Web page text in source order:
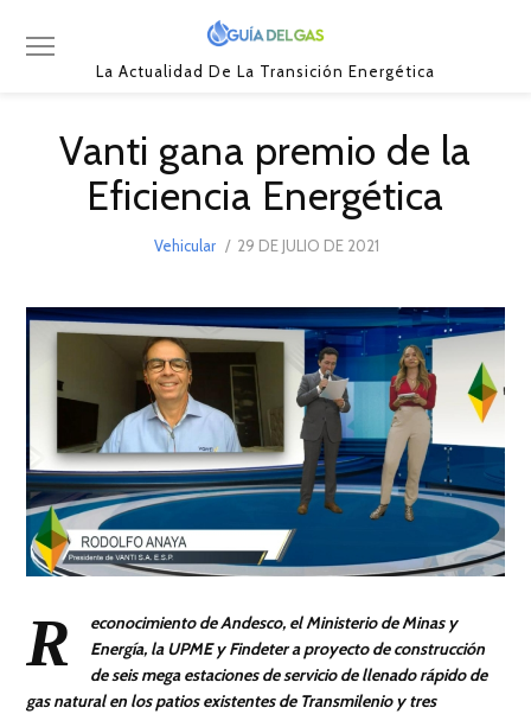
La Actualidad De La Transición Energética
Vanti gana premio de la
Eficiencia Energética
Vehicular
POSTED
29 DE JULIO DE 2021
DE
2021
R
econocimiento de Andesco, el Ministerio de Minas y
Energía, la UPME y Findeter a proyecto de construcción
de seis mega estaciones de servicio de llenado rápido de
gas natural en los patios existentes de Transmilenio y tres